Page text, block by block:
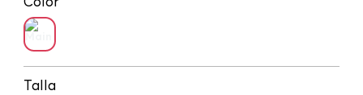
Color
Talla